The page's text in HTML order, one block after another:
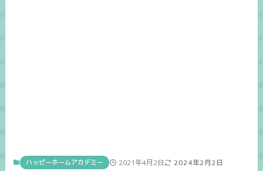
ハッピーホームアカデミー 2021年4月2日 2024年2月2日